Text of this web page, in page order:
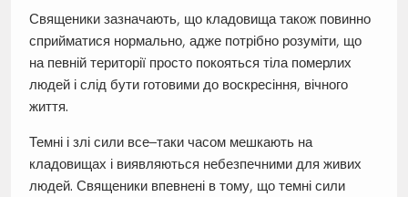
Священики зазначають, що кладовища також повинно
сприйматися нормально, адже потрібно розуміти, що
на певній території просто покояться тіла померлих
людей і слід бути готовими до воскресіння, вічного
життя.
Темні і злі сили все–таки часом мешкають на
кладовищах і виявляються небезпечними для живих
людей. Священики впевнені в тому, що темні сили